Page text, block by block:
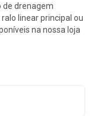
de drenagem
linear principal ou
na nossa loja